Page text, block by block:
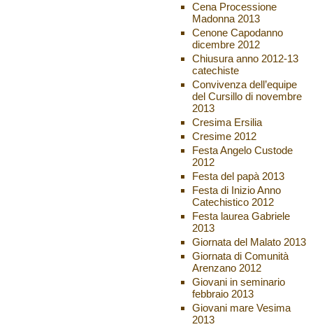
Cena Processione
Madonna 2013
Cenone Capodanno
dicembre 2012
Chiusura anno 2012-13
catechiste
Convivenza dell’equipe
del Cursillo di novembre
2013
Cresima Ersilia
Cresime 2012
Festa Angelo Custode
2012
Festa del papà 2013
Festa di Inizio Anno
Catechistico 2012
Festa laurea Gabriele
2013
Giornata del Malato 2013
Giornata di Comunità
Arenzano 2012
Giovani in seminario
febbraio 2013
Giovani mare Vesima
2013